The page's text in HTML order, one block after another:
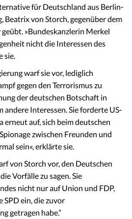
für Deutschland aus Berlin-
Beatrix von Storch, gegenüber dem
geübt. »Bundeskanzlerin Merkel
nicht die Interessen des
sie.
warf sie vor, lediglich
gegen den Terrorismus zu
der deutschen Botschaft in
andere Interessen. Sie forderte US-
erneut auf, sich beim deutschen
zwischen Freunden und
sein«, erklärte sie.
von Storch vor, den Deutschen
Vorfälle zu sagen. Sie
nicht nur auf Union und FDP,
SPD ein, die zuvor
getragen habe.”